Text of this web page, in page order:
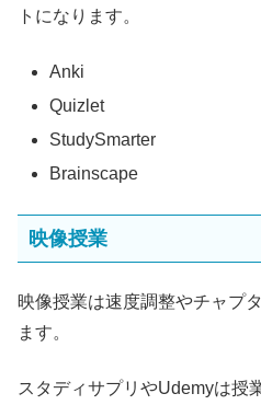
トになります。
Anki
Quizlet
StudySmarter
Brainscape
映像授業
映像授業は速度調整やチャプ
ます。
スタディサプリやUdemyは授